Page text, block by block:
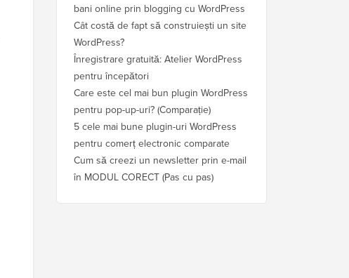
bani online prin blogging cu WordPress
Cât costă de fapt să construiești un site
WordPress?
Înregistrare gratuită: Atelier WordPress
pentru începători
Care este cel mai bun plugin WordPress
pentru pop-up-uri? (Comparație)
5 cele mai bune plugin-uri WordPress
pentru comerț electronic comparate
Cum să creezi un newsletter prin e-mail
în MODUL CORECT (Pas cu pas)